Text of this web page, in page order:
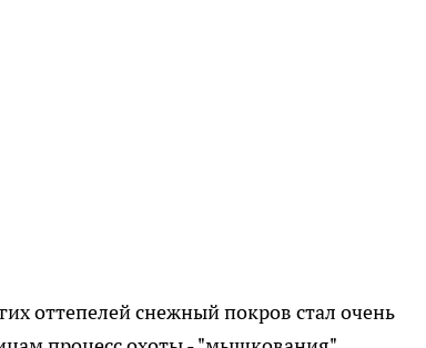
оттепелей снежный покров стал очень